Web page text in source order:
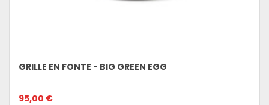
GRILLE EN FONTE - BIG GREEN EGG
95,00 €